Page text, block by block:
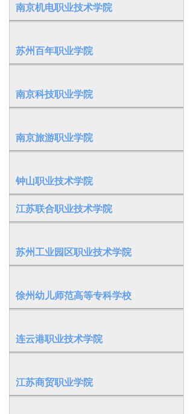
南京机电职业技术学院
苏州百年职业学院
南京科技职业学院
南京旅游职业学院
钟山职业技术学院
江苏联合职业技术学院
苏州工业园区职业技术学院
徐州幼儿师范高等专科学校
连云港职业技术学院
江苏商贸职业学院